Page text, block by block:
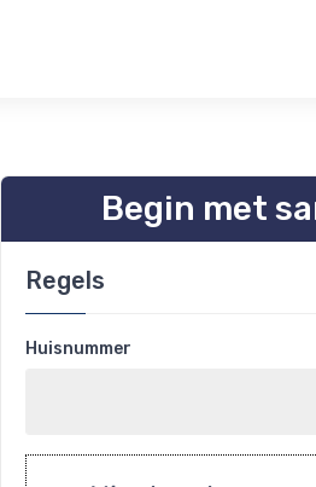
Begin met
Regels
Huisnummer